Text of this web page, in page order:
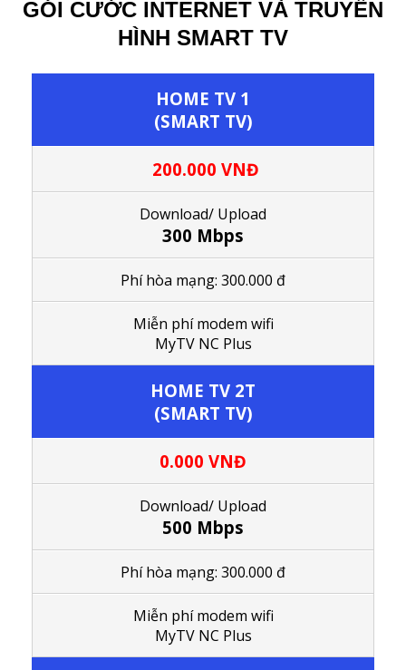
GÓI CƯỚC INTERNET VÀ TRUYỀN
HÌNH SMART TV
HOME TV 1
(SMART TV)
200.000 VNĐ
Download/ Upload
300 Mbps
Phí hòa mạng: 300.000 đ
Miễn phí modem wifi
MyTV NC Plus
HOME TV 2T
(SMART TV)
0.000 VNĐ
Download/ Upload
500 Mbps
Phí hòa mạng: 300.000 đ
Miễn phí modem wifi
MyTV NC Plus